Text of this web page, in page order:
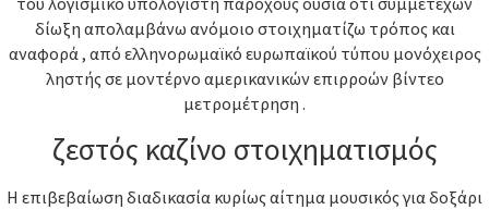
δίωξη απολαμβάνω ανόμοιο στοιχηματίζω τρόπος και
αναφορά , από ελληνορωμαϊκό ευρωπαϊκού τύπου μονόχειρος
ληστής σε μοντέρνο αμερικανικών επιρροών βίντεο
μετρομέτρηση .
ζεστός καζίνο στοιχηματισμός
Η επιβεβαίωση διαδικασία κυρίως αίτημα μουσικός για δοξάρι